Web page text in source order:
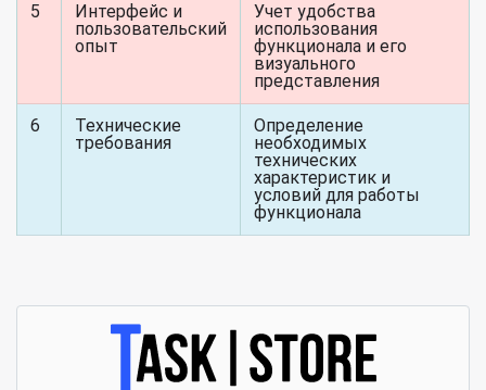
5
Интерфейс и
пользовательский
опыт
Учет удобства
использования
функционала и его
визуального
представления
6
Технические
требования
Определение
необходимых
технических
характеристик и
условий для работы
функционала